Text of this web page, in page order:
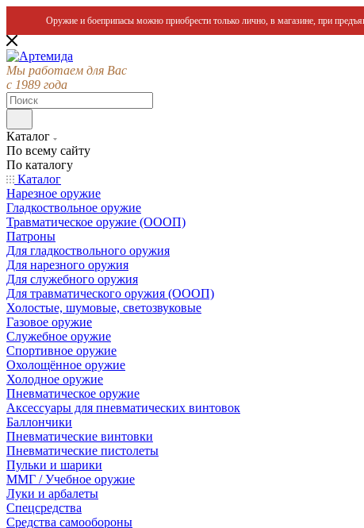
Оружие и боеприпасы можно приобрести только лично, в магазине, при
Мы работаем для Вас
с 1989 года
Каталог
По всему сайту
По каталогу
Каталог
Нарезное оружие
Гладкоствольное оружие
Травматическое оружие (ОООП)
Патроны
Для гладкоствольного оружия
Для нарезного оружия
Для служебного оружия
Для травматического оружия (ОООП)
Холостые, шумовые, светозвуковые
Газовое оружие
Служебное оружие
Спортивное оружие
Охолощённое оружие
Холодное оружие
Пневматическое оружие
Аксессуары для пневматических винтовок
Баллончики
Пневматические винтовки
Пневматические пистолеты
Пульки и шарики
ММГ / Учебное оружие
Луки и арбалеты
Спецсредства
Средства самообороны